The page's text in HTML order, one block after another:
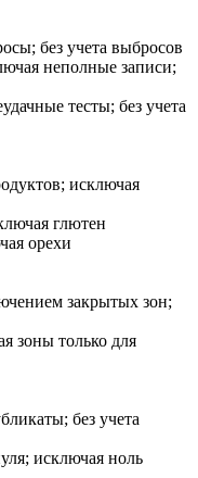
без учета выбросов
неполные записи;
тесты; без учета
исключая
глютен
орехи
закрытых зон;
зоны только для
без учета
исключая ноль